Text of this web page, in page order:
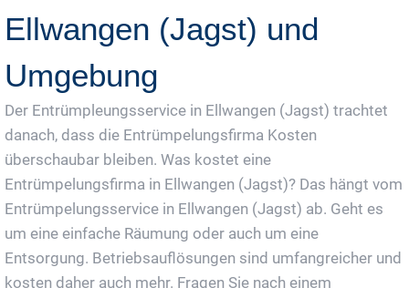
Ellwangen (Jagst) und
Umgebung
Der Entrümpleungsservice in Ellwangen (Jagst) trachtet
danach, dass die Entrümpelungsfirma Kosten
überschaubar bleiben. Was kostet eine
Entrümpelungsfirma in Ellwangen (Jagst)? Das hängt vom
Entrümpelungsservice in Ellwangen (Jagst) ab. Geht es
um eine einfache Räumung oder auch um eine
Entsorgung. Betriebsauflösungen sind umfangreicher und
kosten daher auch mehr. Fragen Sie nach einem